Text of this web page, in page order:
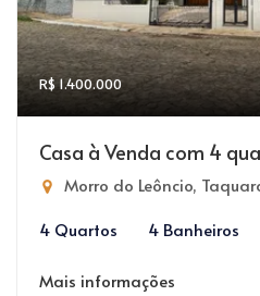
R$ 1.400.000
Casa à Venda com 4
Morro do Leôncio,
4 Quartos
4 Banheiros
Mais informações